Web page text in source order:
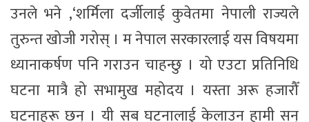
उनले भने ,‘शर्मिला दर्जीलाई कुवेतमा नेपाली राज्यले
तुरुन्त खोजी गरोस् । म नेपाल सरकारलाई यस विषयमा
ध्यानाकर्षण पनि गराउन चाहन्छु । यो एउटा प्रतिनिधि
घटना मात्रै हो सभामुख महोदय । यस्ता अरू हजारौँ
घटनाहरू छन् । यी सब घटनालाई केलाउन हामी सन्